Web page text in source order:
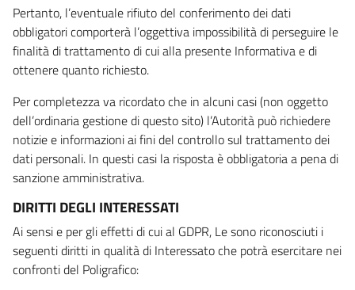
Pertanto, l’eventuale rifiuto del conferimento dei dati
obbligatori comporterà l’oggettiva impossibilità di perseguire le
finalità di trattamento di cui alla presente Informativa e di
ottenere quanto richiesto.
Per completezza va ricordato che in alcuni casi (non oggetto
dell’ordinaria gestione di questo sito) l’Autorità può richiedere
notizie e informazioni ai fini del controllo sul trattamento dei
dati personali. In questi casi la risposta è obbligatoria a pena di
sanzione amministrativa.
DIRITTI DEGLI INTERESSATI
Ai sensi e per gli effetti di cui al GDPR, Le sono riconosciuti i
seguenti diritti in qualità di Interessato che potrà esercitare nei
confronti del Poligrafico: